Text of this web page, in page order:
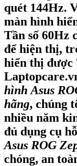
quét 144Hz.
màn hình
Tần số 60Hz
để hiện thị,
hiển thị được
hình Asus
hãng, chúng
nhiều năm
đủ dụng cụ
Asus ROG
chóng, an